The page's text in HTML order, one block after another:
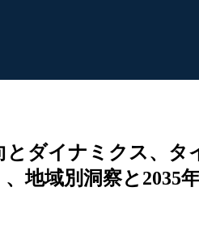
ダイナミクス、
地域別洞察と2035